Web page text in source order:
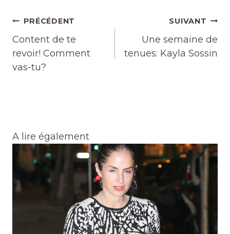
Navigation
de
l’article
PRÉCÉDENT
Content de te
revoir! Comment
vas-tu?
SUIVANT
Une semaine de
tenues: Kayla Sossin
A lire également